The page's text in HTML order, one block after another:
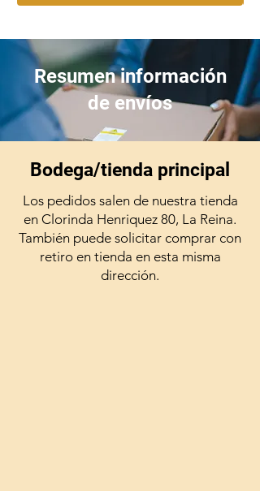
Praziquantel; 14,4 mg de Pirantel
por cada kg de peso corporal.
Los perros mayores de 6 meses y
los perros adultos, deben
desparasitarse cada 3 meses. En
zonas con Echinococcus
granulosus, repetir la dosis única
todos los meses mientras exista
infestación positiva.
Resumen información
de envíos
Bodega/tienda principal
Los pedidos salen de nuestra tienda
en Clorinda Henriquez 80, La Reina.
También puede solicitar comprar con
retiro en tienda en esta misma
dirección.